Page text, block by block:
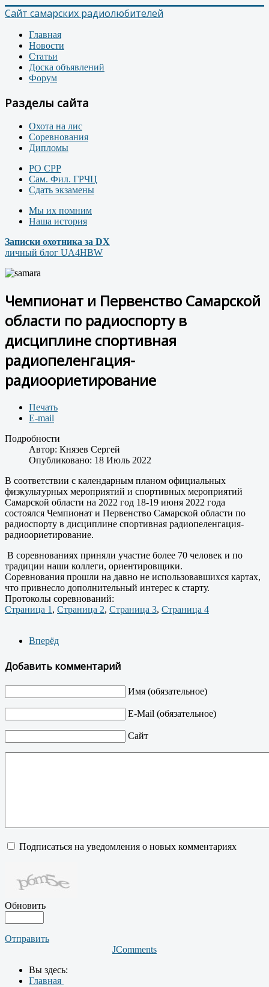
Сайт самарских радиолюбителей
Главная
Новости
Статьи
Доска объявлений
Форум
Разделы сайта
Охота на лис
Соревнования
Дипломы
РО СРР
Сам. Фил. ГРЧЦ
Сдать экзамены
Мы их помним
Наша история
Записки охотника за DX
личный блог UA4HBW
Чемпионат и Первенство Самарской
области по радиоспорту в
дисциплине спортивная
радиопеленгация-
радиоориетирование
Печать
E-mail
Подробности
Автор: Князев Сергей
Опубликовано: 18 Июль 2022
В соответствии с календарным планом официальных
физкультурных мероприятий и спортивных мероприятий
Самарской области на 2022 год 18-19 июня 2022 года
состоялся Чемпионат и Первенство Самарской области по
радиоспорту в дисциплине спортивная радиопеленгация-
радиоориетирование.
В соревнованиях приняли участие более 70 человек и по
традиции наши коллеги, ориентировщики.
Соревнования прошли на давно не использовавшихся картах,
что привнесло дополнительный интерес к старту.
Протоколы соревнований:
Страница 1 , Страница 2, Страница 3, Страница 4
Вперёд
Добавить комментарий
Имя (обязательное)
E-Mail (обязательное)
Сайт
Подписаться на уведомления о новых комментариях
Обновить
Отправить
JComments
Вы здесь:
Главная